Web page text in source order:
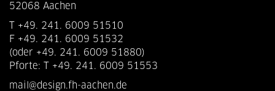
52068 Aachen
T +49. 241. 6009 51510
F +49. 241. 6009 51532
(oder +49. 241. 6009 51880)
Pforte: T +49. 241. 6009 51553
mail@design.fh-aachen.de